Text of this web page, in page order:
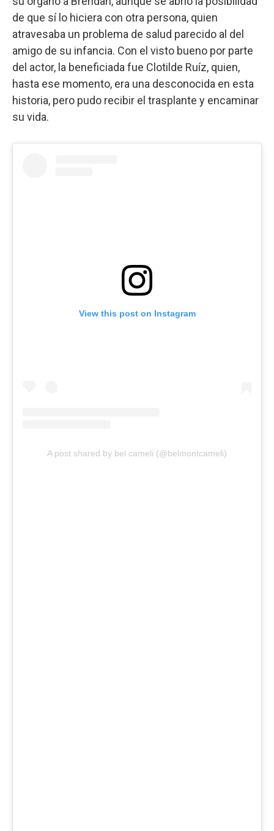
de que sí lo hiciera con otra persona, quien
atravesaba un problema de salud parecido al del
amigo de su infancia. Con el visto bueno por parte
del actor, la beneficiada fue Clotilde Ruíz, quien,
hasta ese momento, era una desconocida en esta
historia, pero pudo recibir el trasplante y encaminar
su vida.
View this post on Instagram
A post shared by bel cameli (@belmontcameli)